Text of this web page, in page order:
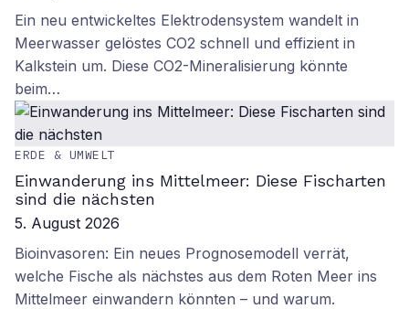
Ein neu entwickeltes Elektrodensystem wandelt in
Meerwasser gelöstes CO2 schnell und effizient in
Kalkstein um. Diese CO2-Mineralisierung könnte
beim…
ERDE & UMWELT
Einwanderung ins Mittelmeer: Diese Fischarten
sind die nächsten
5. August 2026
Bioinvasoren: Ein neues Prognosemodell verrät,
welche Fische als nächstes aus dem Roten Meer ins
Mittelmeer einwandern könnten – und warum.